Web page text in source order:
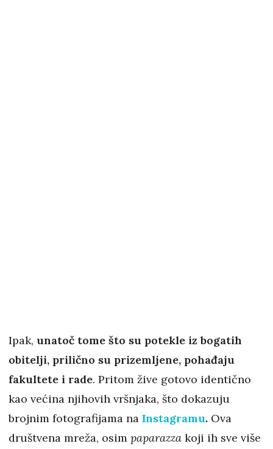
Ipak, unatoč tome što su potekle iz bogatih
obitelji, prilično su prizemljene, pohađaju
fakultete i rade. Pritom žive gotovo identično
kao većina njihovih vršnjaka, što dokazuju
brojnim fotografijama na Instagramu. Ova
društvena mreža, osim paparazza koji ih sve više